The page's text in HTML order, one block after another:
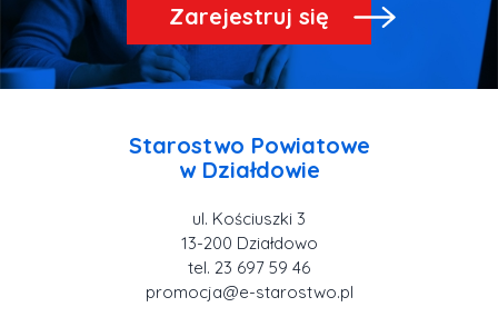
Zarejestruj się
Starostwo Powiatowe
ul. Kościuszki 3
tel. 23 697 59 46
promocja@e-starostwo.pl